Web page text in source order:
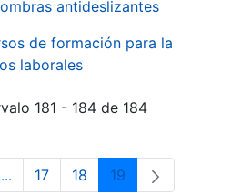
antideslizantes
de formación para la
laborales
181 - 184 de 184
...Páginas intermedias Use TAB para
Página
17 Página
18 Página
19